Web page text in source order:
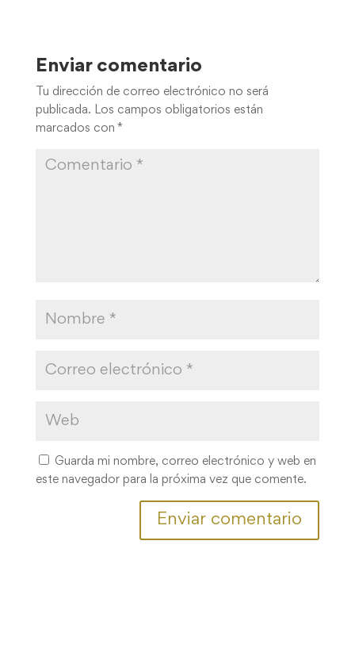
Enviar comentario
Tu dirección de correo electrónico no será
publicada. Los campos obligatorios están
marcados con *
Guarda mi nombre, correo electrónico y web en
este navegador para la próxima vez que comente.